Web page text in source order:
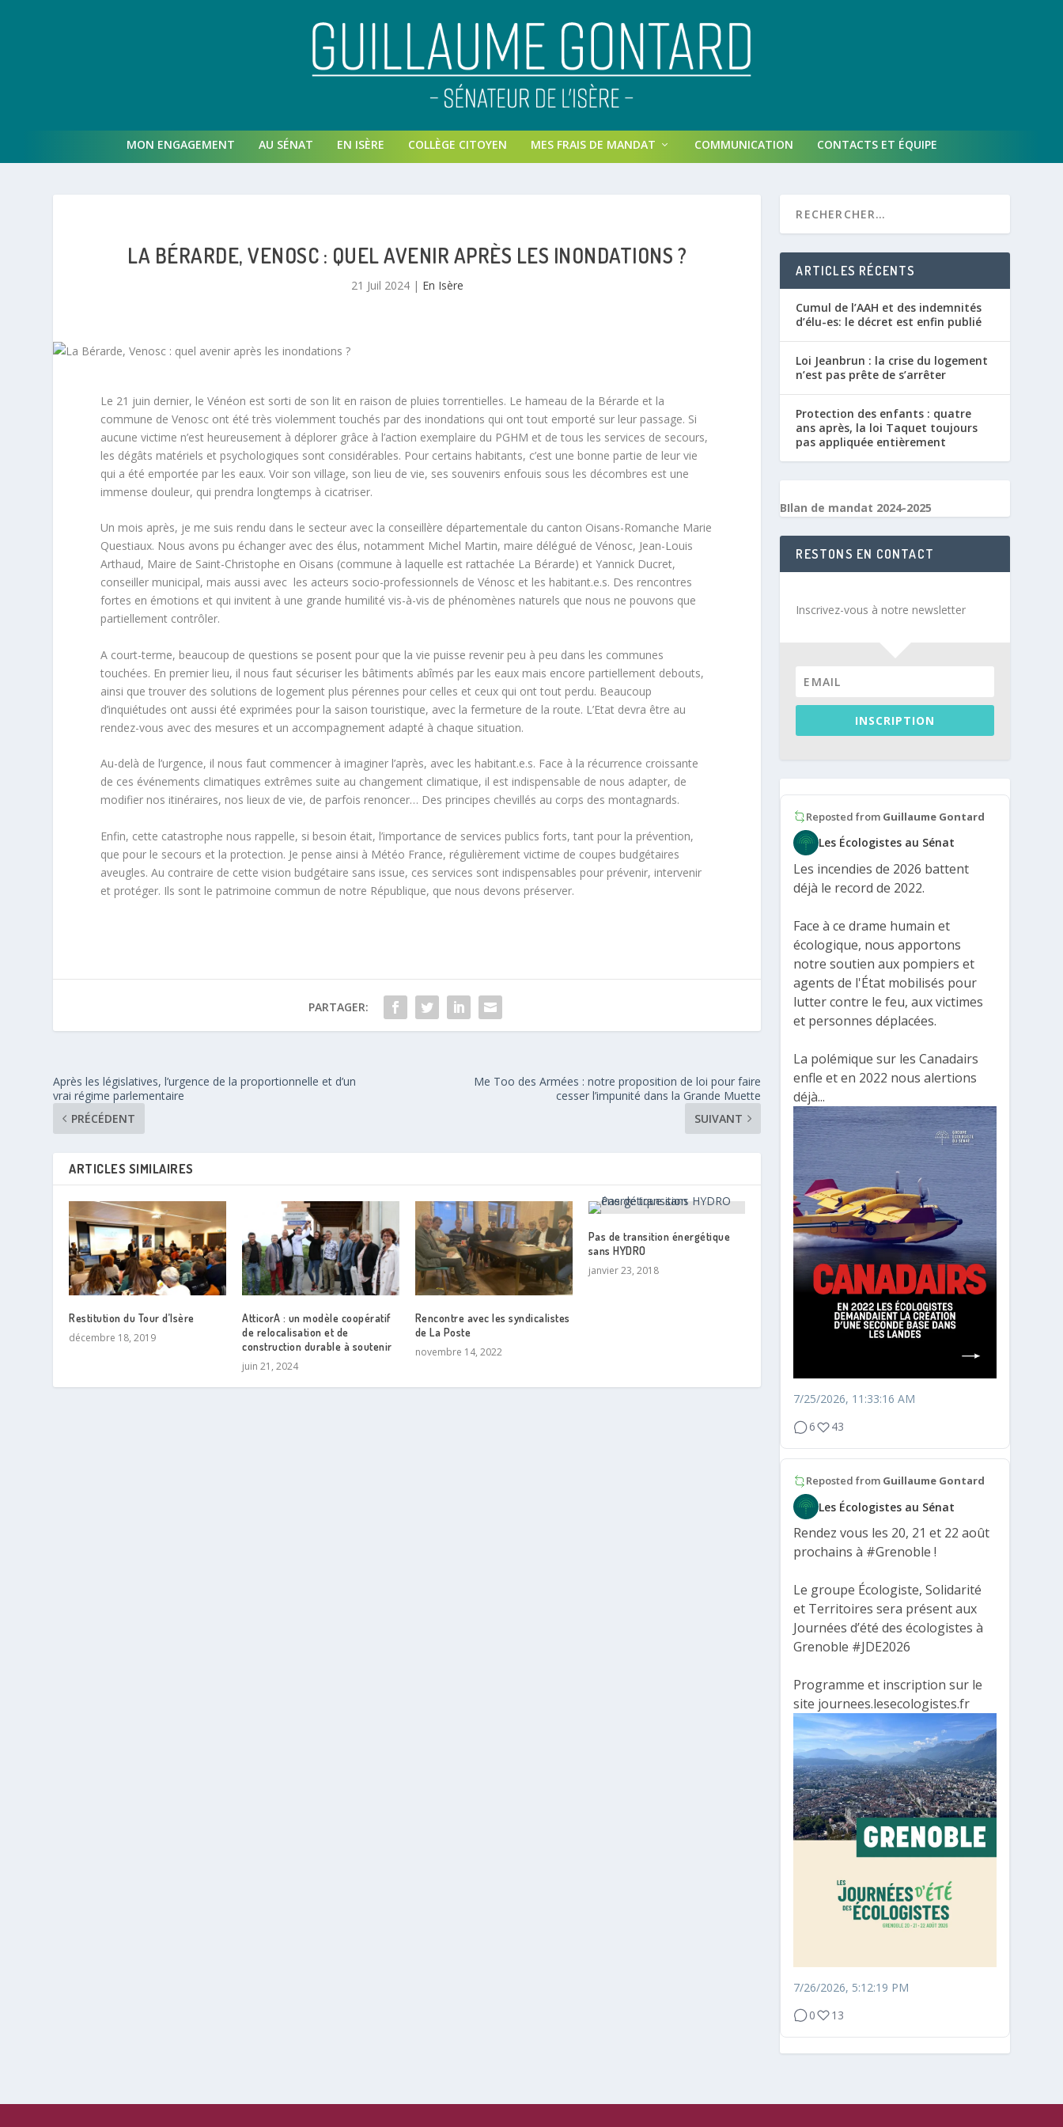
MON ENGAGEMENT AU SÉNAT EN ISÈRE COLLÈGE CITOYEN MES FRAIS DE MANDAT COMMUNICATION CONTACTS ET ÉQUIPE
LA BÉRARDE, VENOSC : QUEL AVENIR APRÈS LES INONDATIONS ?
21 Juil 2024| En Isère
Le 21 juin dernier, le Vénéon est sorti de son lit en raison de pluies torrentielles. Le hameau de la Bérarde et la
commune de Venosc ont été très violemment touchés par des inondations qui ont tout emporté sur leur passage. Si
aucune victime n’est heureusement à déplorer grâce à l’action exemplaire du PGHM et de tous les services de secours,
les dégâts matériels et psychologiques sont considérables. Pour certains habitants, c’est une bonne partie de leur vie
qui a été emportée par les eaux. Voir son village, son lieu de vie, ses souvenirs enfouis sous les décombres est une
immense douleur, qui prendra longtemps à cicatriser.
Un mois après, je me suis rendu dans le secteur avec la conseillère départementale du canton Oisans-Romanche Marie
Questiaux. Nous avons pu échanger avec des élus, notamment Michel Martin, maire délégué de Vénosc, Jean-Louis
Arthaud, Maire de Saint-Christophe en Oisans (commune à laquelle est rattachée La Bérarde) et Yannick Ducret,
conseiller municipal, mais aussi avec les acteurs socio-professionnels de Vénosc et les habitant.e.s. Des rencontres
fortes en émotions et qui invitent à une grande humilité vis-à-vis de phénomènes naturels que nous ne pouvons que
partiellement contrôler.
A court-terme, beaucoup de questions se posent pour que la vie puisse revenir peu à peu dans les communes
touchées. En premier lieu, il nous faut sécuriser les bâtiments abîmés par les eaux mais encore partiellement debouts,
ainsi que trouver des solutions de logement plus pérennes pour celles et ceux qui ont tout perdu. Beaucoup
d’inquiétudes ont aussi été exprimées pour la saison touristique, avec la fermeture de la route. L’Etat devra être au
rendez-vous avec des mesures et un accompagnement adapté à chaque situation.
Au-delà de l’urgence, il nous faut commencer à imaginer l’après, avec les habitant.e.s. Face à la récurrence croissante
de ces événements climatiques extrêmes suite au changement climatique, il est indispensable de nous adapter, de
modifier nos itinéraires, nos lieux de vie, de parfois renoncer… Des principes chevillés au corps des montagnards.
Enfin, cette catastrophe nous rappelle, si besoin était, l’importance de services publics forts, tant pour la prévention,
que pour le secours et la protection. Je pense ainsi à Météo France, régulièrement victime de coupes budgétaires
aveugles. Au contraire de cette vision budgétaire sans issue, ces services sont indispensables pour prévenir, intervenir
et protéger. Ils sont le patrimoine commun de notre République, que nous devons préserver.
PARTAGER:
Après les législatives, l’urgence de la proportionnelle et d’un
vrai régime parlementaire
PRÉCÉDENT
Me Too des Armées : notre proposition de loi pour faire
cesser l’impunité dans la Grande Muette
SUIVANT
ARTICLES SIMILAIRES
Restitution du Tour d’Isère
décembre 18, 2019
AtticorA : un modèle coopératif
de relocalisation et de
construction durable à soutenir
juin 21, 2024
Rencontre avec les syndicalistes
de La Poste
novembre 14, 2022
Pas de transition énergétique
sans HYDRO
janvier 23, 2018
ARTICLES RÉCENTS
Cumul de l’AAH et des indemnités
d’élu-es: le décret est enfin publié
Loi Jeanbrun : la crise du logement
n’est pas prête de s’arrêter
Protection des enfants : quatre
ans après, la loi Taquet toujours
pas appliquée entièrement
BIlan de mandat 2024-2025
RESTONS EN CONTACT
Inscrivez-vous à notre newsletter
INSCRIPTION
Reposted from Guillaume Gontard
Les Écologistes au Sénat
Les incendies de 2026 battent
déjà le record de 2022.
Face à ce drame humain et
écologique, nous apportons
notre soutien aux pompiers et
agents de l'État mobilisés pour
lutter contre le feu, aux victimes
et personnes déplacées.
La polémique sur les Canadairs
enfle et en 2022 nous alertions
déjà...
7/25/2026, 11:33:16 AM
6
43
Reposted from Guillaume Gontard
Les Écologistes au Sénat
Rendez vous les 20, 21 et 22 août
prochains à #Grenoble !
Le groupe Écologiste, Solidarité
et Territoires sera présent aux
Journées d’été des écologistes à
Grenoble #JDE2026
Programme et inscription sur le
site journees.lesecologistes.fr
7/26/2026, 5:12:19 PM
0
13